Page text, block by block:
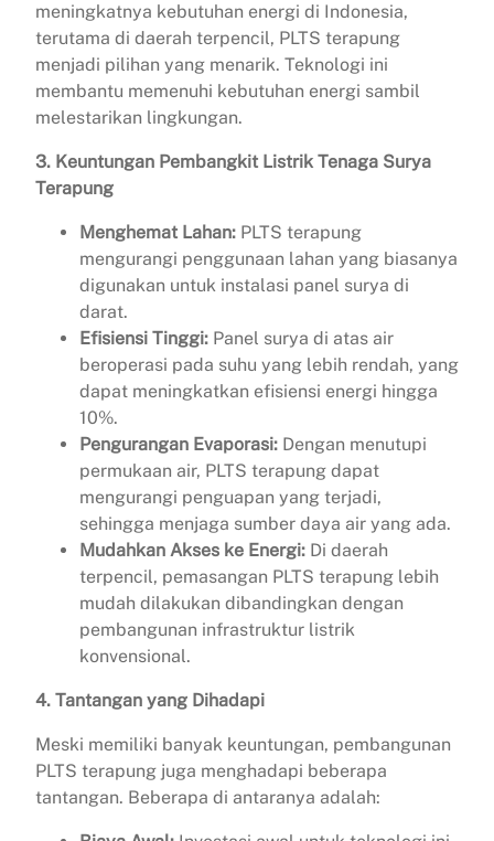
meningkatnya kebutuhan energi di Indonesia,
terutama di daerah terpencil, PLTS terapung
menjadi pilihan yang menarik. Teknologi ini
membantu memenuhi kebutuhan energi sambil
melestarikan lingkungan.
3. Keuntungan Pembangkit Listrik Tenaga Surya
Terapung
Menghemat Lahan: PLTS terapung
mengurangi penggunaan lahan yang biasanya
digunakan untuk instalasi panel surya di
darat.
Efisiensi Tinggi: Panel surya di atas air
beroperasi pada suhu yang lebih rendah, yang
dapat meningkatkan efisiensi energi hingga
10%.
Pengurangan Evaporasi: Dengan menutupi
permukaan air, PLTS terapung dapat
mengurangi penguapan yang terjadi,
sehingga menjaga sumber daya air yang ada.
Mudahkan Akses ke Energi: Di daerah
terpencil, pemasangan PLTS terapung lebih
mudah dilakukan dibandingkan dengan
pembangunan infrastruktur listrik
konvensional.
4. Tantangan yang Dihadapi
Meski memiliki banyak keuntungan, pembangunan
PLTS terapung juga menghadapi beberapa
tantangan. Beberapa di antaranya adalah: